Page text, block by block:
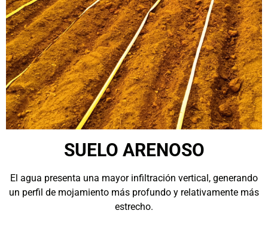
SUELO ARENOSO
El agua presenta una mayor infiltración vertical, generando
un perfil de mojamiento más profundo y relativamente más
estrecho.